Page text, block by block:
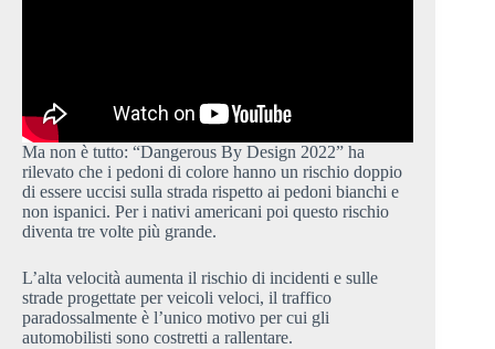
Ma non è tutto: “Dangerous By Design 2022” ha
rilevato che i pedoni di colore hanno un rischio doppio
di essere uccisi sulla strada rispetto ai pedoni bianchi e
non ispanici. Per i nativi americani poi questo rischio
diventa tre volte più grande.
L’alta velocità aumenta il rischio di incidenti e sulle
strade progettate per veicoli veloci, il traffico
paradossalmente è l’unico motivo per cui gli
automobilisti sono costretti a rallentare.